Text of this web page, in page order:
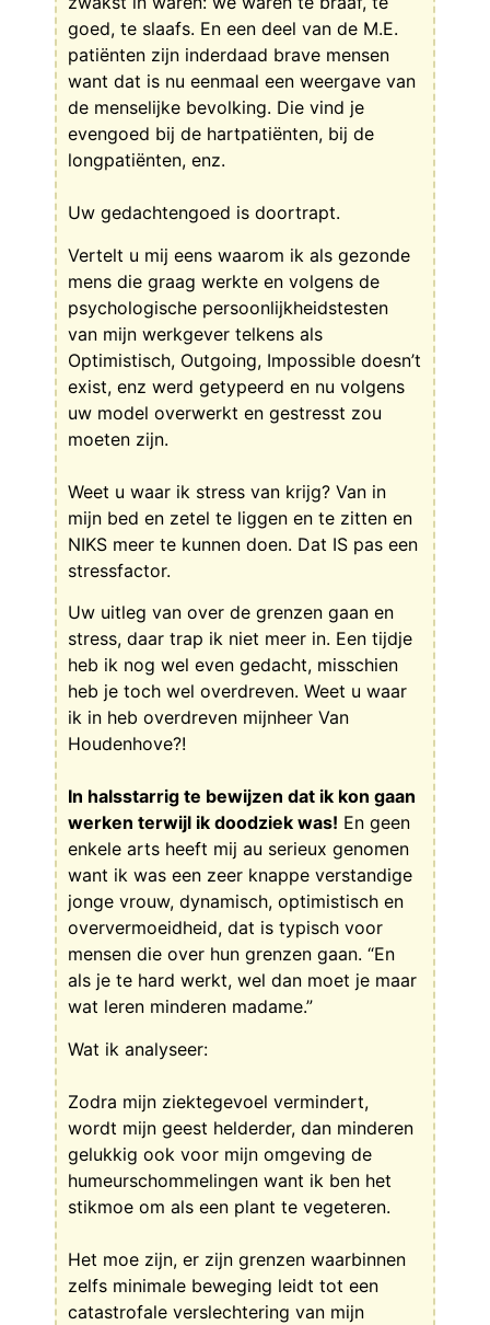
goed, te slaafs. En een deel van de M.E.
patiënten zijn inderdaad brave mensen
want dat is nu eenmaal een weergave van
de menselijke bevolking. Die vind je
evengoed bij de hartpatiënten, bij de
longpatiënten, enz.
Uw gedachtengoed is doortrapt.
Vertelt u mij eens waarom ik als gezonde
mens die graag werkte en volgens de
psychologische persoonlijkheidstesten
van mijn werkgever telkens als
Optimistisch, Outgoing, Impossible doesn’t
exist, enz werd getypeerd en nu volgens
uw model overwerkt en gestresst zou
moeten zijn.
Weet u waar ik stress van krijg? Van in
mijn bed en zetel te liggen en te zitten en
NIKS meer te kunnen doen. Dat IS pas een
stressfactor.
Uw uitleg van over de grenzen gaan en
stress, daar trap ik niet meer in. Een tijdje
heb ik nog wel even gedacht, misschien
heb je toch wel overdreven. Weet u waar
ik in heb overdreven mijnheer Van
Houdenhove?!
In halsstarrig te bewijzen dat ik kon gaan
werken terwijl ik doodziek was! En geen
enkele arts heeft mij au serieux genomen
want ik was een zeer knappe verstandige
jonge vrouw, dynamisch, optimistisch en
oververmoeidheid, dat is typisch voor
mensen die over hun grenzen gaan. “En
als je te hard werkt, wel dan moet je maar
wat leren minderen madame.”
Wat ik analyseer:
Zodra mijn ziektegevoel vermindert,
wordt mijn geest helderder, dan minderen
gelukkig ook voor mijn omgeving de
humeurschommelingen want ik ben het
stikmoe om als een plant te vegeteren.
Het moe zijn, er zijn grenzen waarbinnen
zelfs minimale beweging leidt tot een
catastrofale verslechtering van mijn